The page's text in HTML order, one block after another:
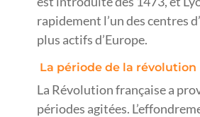
rapidement l’un des centres
plus actifs d’Europe.
La période de la révolution
La Révolution française a
périodes agitées.